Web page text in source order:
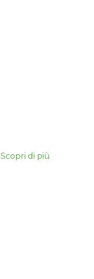
Scopri di più